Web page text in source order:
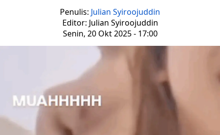
Penulis: Julian Syiroojuddin
Editor: Julian Syiroojuddin
Senin, 20 Okt 2025 - 17:00